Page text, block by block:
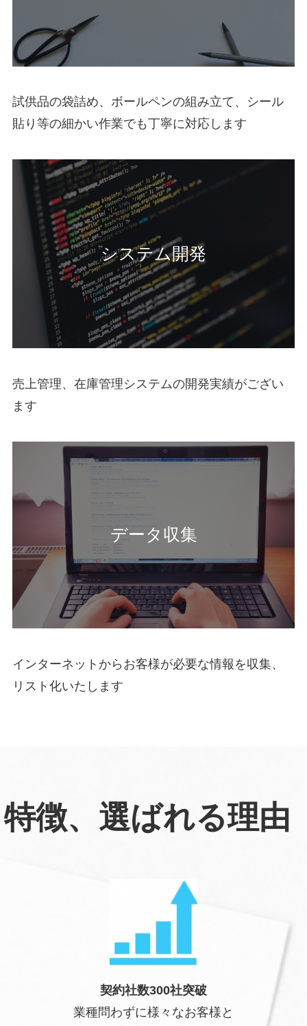
試供品の袋詰め、ボールペンの組み立て、シール
貼り等の細かい作業でも丁寧に対応します
システム開発
売上管理、在庫管理システムの開発実績がござい
ます
データ収集
インターネットからお客様が必要な情報を収集、
リスト化いたします
特徴、選ばれる理由
契約社数300社突破
業種問わずに様々なお客様と